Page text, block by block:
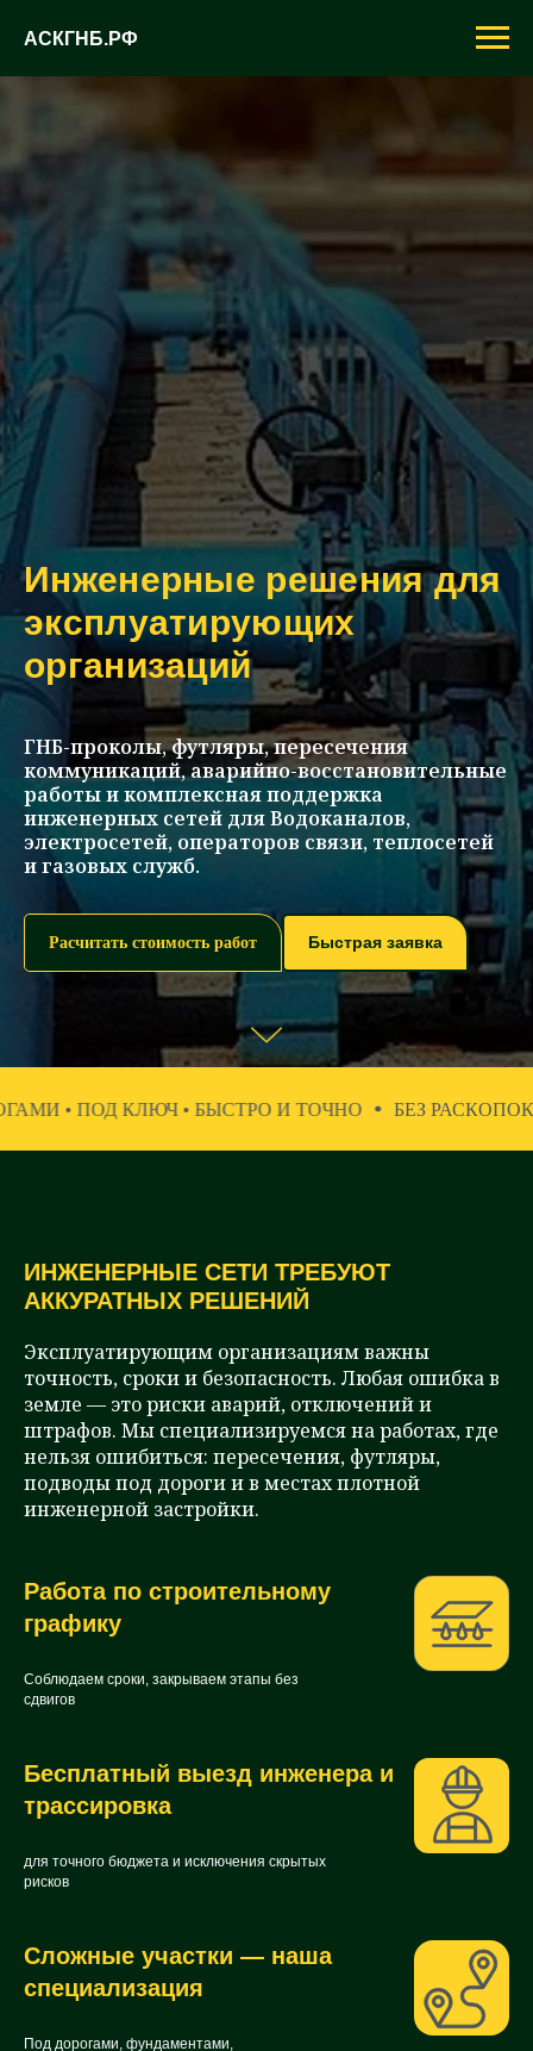
АСКГНБ.РФ
Инженерные решения для
эксплуатирующих
организаций
ГНБ-проколы, футляры, пересечения
коммуникаций, аварийно-восстановительные
работы и комплексная поддержка
инженерных сетей для Водоканалов,
электросетей, операторов связи, теплосетей
и газовых служб.
Расчитать стоимость работ Быстрая заявка
• БЫСТРО И ТОЧНО БЕЗ РАСКОПОК • ГНБ ПОД
ИНЖЕНЕРНЫЕ СЕТИ ТРЕБУЮТ
АККУРАТНЫХ РЕШЕНИЙ
Эксплуатирующим организациям важны
точность, сроки и безопасность. Любая ошибка в
земле — это риски аварий, отключений и
штрафов. Мы специализируемся на работах, где
нельзя ошибиться: пересечения, футляры,
подводы под дороги и в местах плотной
инженерной застройки.
Работа по строительному
графику
Соблюдаем сроки, закрываем этапы без
сдвигов
Бесплатный выезд инженера и
трассировка
для точного бюджета и исключения скрытых
рисков
Сложные участки — наша
специализация
Под дорогами, фундаментами,